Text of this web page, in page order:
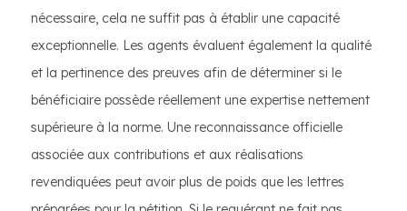
nécessaire, cela ne suffit pas à établir une capacité
exceptionnelle. Les agents évaluent également la qualité
et la pertinence des preuves afin de déterminer si le
bénéficiaire possède réellement une expertise nettement
supérieure à la norme. Une reconnaissance officielle
associée aux contributions et aux réalisations
revendiquées peut avoir plus de poids que les lettres